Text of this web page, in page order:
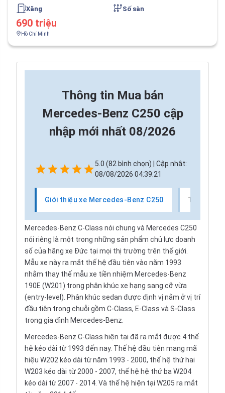
Xăng Số sàn
690 triệu
Hồ Chí Minh
Thông tin Mua bán
Mercedes-Benz C250 cập
nhập mới nhất 08/2026
5.0 (82 bình chọn) | Cập nhật:
08/08/2026 04:39:21
Giới thiệu xe Mercedes-Benz C250 Thị
Mercedes-Benz C-Class nói chung và Mercedes C250
nói riêng là một trong những sản phẩm chủ lực doanh
số của hãng xe Đức tại mọi thị trường trên thế giới.
Mẫu xe này ra mắt thế hệ đầu tiên vào năm 1993
nhằm thay thế mẫu xe tiền nhiệm Mercedes-Benz
190E (W201) trong phân khúc xe hạng sang cỡ vừa
(entry-level). Phân khúc sedan được định vị nằm ở vị trí
đầu tiên trong chuỗi gồm C-Class, E-Class và S-Class
trong gia đình Mercedes-Benz.
Mercedes-Benz C-Class hiện tại đã ra mắt được 4 thế
hệ kéo dài từ 1993 đến nay. Thế hệ đầu tiên mang mã
hiệu W202 kéo dài từ năm 1993 - 2000, thế hệ thứ hai
W203 kéo dài từ 2000 - 2007, thế hệ hệ thứ ba W204
kéo dài từ 2007 - 2014. Và thế hệ hiện tại W205 ra mắt